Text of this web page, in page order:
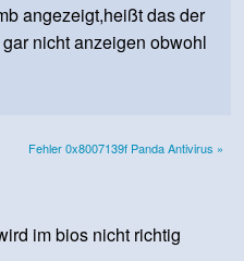
angezeigt,heißt das der
nicht anzeigen obwohl
Fehler 0x8007139f Panda Antivirus »
im bios nicht richtig